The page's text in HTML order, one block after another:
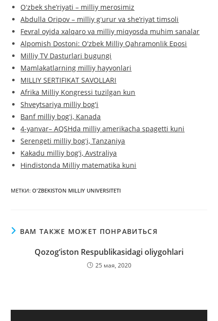
Oʻzbek sheʼriyati – milliy merosimiz
Abdulla Oripov – milliy gʻurur va she’riyat timsoli
Fevral oyida xalqaro va milliy miqyosda muhim sanalar
Alpomish Dostoni: O'zbek Milliy Qahramonlik Eposi
Milliy TV Dasturlari bugungi
Mamlakatlarning milliy hayvonlari
MILLIY SERTIFIKAT SAVOLLARI
Afrika Milliy Kongressi tuzilgan kun
Shveytsariya milliy bog'i
Banf milliy bogʻi, Kanada
4-yanvar– AQSHda milliy amerikacha spagetti kuni
Serengeti milliy bogʻi, Tanzaniya
Kakadu milliy bog'i, Avstraliya
Hindistonda Milliy matematika kuni
МЕТКИ:O'ZBEKISTON MILLIY UNIVERSITETI
ВАМ ТАКЖЕ МОЖЕТ ПОНРАВИТЬСЯ
Qozog‘iston Respublikasidagi oliygohlari
25 мая, 2020